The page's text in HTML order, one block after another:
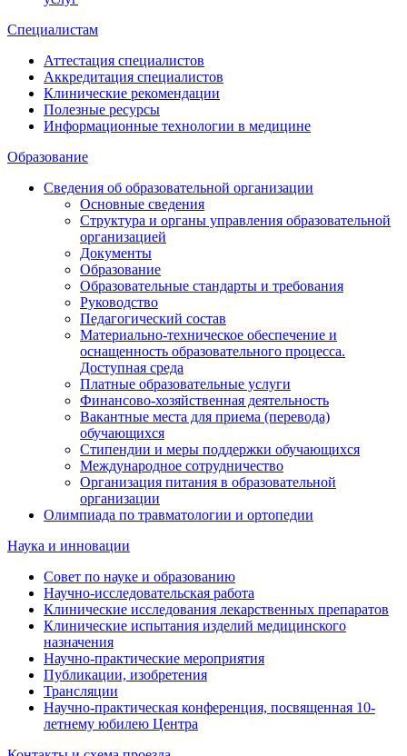
Специалистам
Аттестация специалистов
Аккредитация специалистов
Клинические рекомендации
Полезные ресурсы
Информационные технологии в медицине
Образование
Сведения об образовательной организации
Основные сведения
Структура и органы управления образовательной
организацией
Документы
Образование
Образовательные стандарты и требования
Руководство
Педагогический состав
Материально-техническое обеспечение и
оснащенность образовательного процесса.
Доступная среда
Платные образовательные услуги
Финансово-хозяйственная деятельность
Вакантные места для приема (перевода)
обучающихся
Стипендии и меры поддержки обучающихся
Международное сотрудничество
Организация питания в образовательной
организации
Олимпиада по травматологии и ортопедии
Наука и инновации
Совет по науке и образованию
Научно-исследовательская работа
Клинические исследования лекарственных препаратов
Клинические испытания изделий медицинского
назначения
Научно-практические мероприятия
Публикации, изобретения
Трансляции
Научно-практическая конференция, посвященная 10-
летнему юбилею Центра